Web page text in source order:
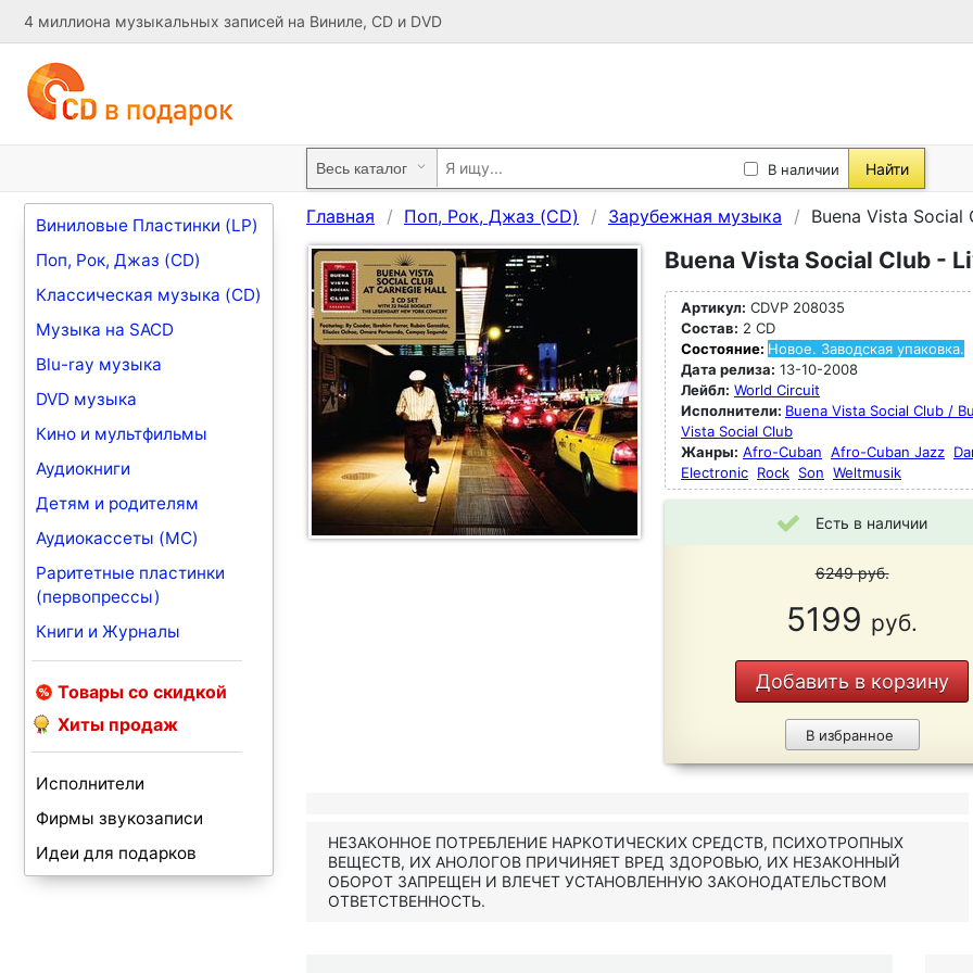
4 миллиона музыкальных записей на Виниле, CD и DVD
В наличии Найти
Виниловые Пластинки (LP)
Поп, Рок, Джаз (CD)
Классическая музыка (CD)
Музыка на SACD
Blu-ray музыка
DVD музыка
Кино и мультфильмы
Аудиокниги
Детям и родителям
Аудиокассеты (MC)
Раритетные пластинки
(первопрессы)
Книги и Журналы
Товары со скидкой
Хиты продаж
Исполнители
Фирмы звукозаписи
Идеи для подарков
Главная Поп, Рок, Джаз (CD) Зарубежная музыка Buena Vista
Buena Vista Social Club -
Артикул: CDVP 208035
Состав: 2 CD
Состояние: Новое. Заводская упаковка.
Дата релиза: 13-10-2008
Лейбл: World Circuit
Исполнители: Buena Vista Social Club /
Vista Social Club
Жанры: Afro-Cuban Afro-Cuban Jazz
Electronic Rock Son Weltmusik
Есть в наличии
6249руб.
5199 руб.
Добавить в корзину
В избранное
НЕЗАКОННОЕ ПОТРЕБЛЕНИЕ НАРКОТИЧЕСКИХ СРЕДСТВ, ПСИХОТРОПНЫХ
ВЕЩЕСТВ, ИХ АНОЛОГОВ ПРИЧИНЯЕТ ВРЕД ЗДОРОВЬЮ, ИХ НЕЗАКОННЫЙ
ОБОРОТ ЗАПРЕЩЕН И ВЛЕЧЕТ УСТАНОВЛЕННУЮ ЗАКОНОДАТЕЛЬСТВОМ
ОТВЕТСТВЕННОСТЬ.